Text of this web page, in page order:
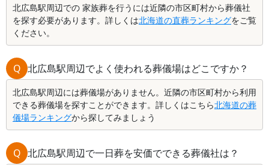
北広島駅周辺での 家族葬を行うには近隣の市区町村から葬儀社
を探す必要があります。詳しくは北海道の直葬ランキングをご覧
ください。
Q 北広島駅周辺でよく使われる葬儀場はどこですか？
北広島駅周辺には葬儀場がありません。近隣の市区町村から利用
できる葬儀場を探すことができます。詳しくはこちら北海道の葬
儀場ランキングから探してみましょう
Q 北広島駅周辺で一日葬を安価でできる葬儀社は？